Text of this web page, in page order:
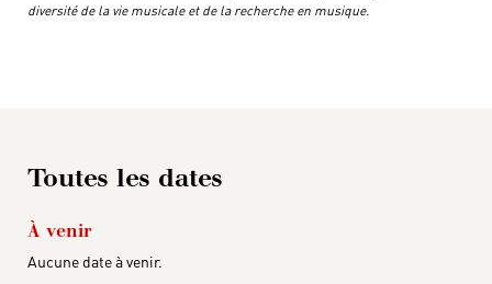
diversité de la vie musicale et de la recherche en musique.
Toutes les dates
À venir
Aucune date à venir.